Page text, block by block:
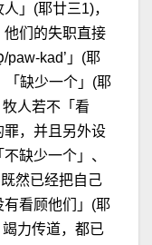
」(耶廿三1)，
他们的失职直接
「缺少一个」(耶
人若不「看
罪，并且另外设
缺少一个」、
然已经把自己
看顾他们」(耶
力传道，都已